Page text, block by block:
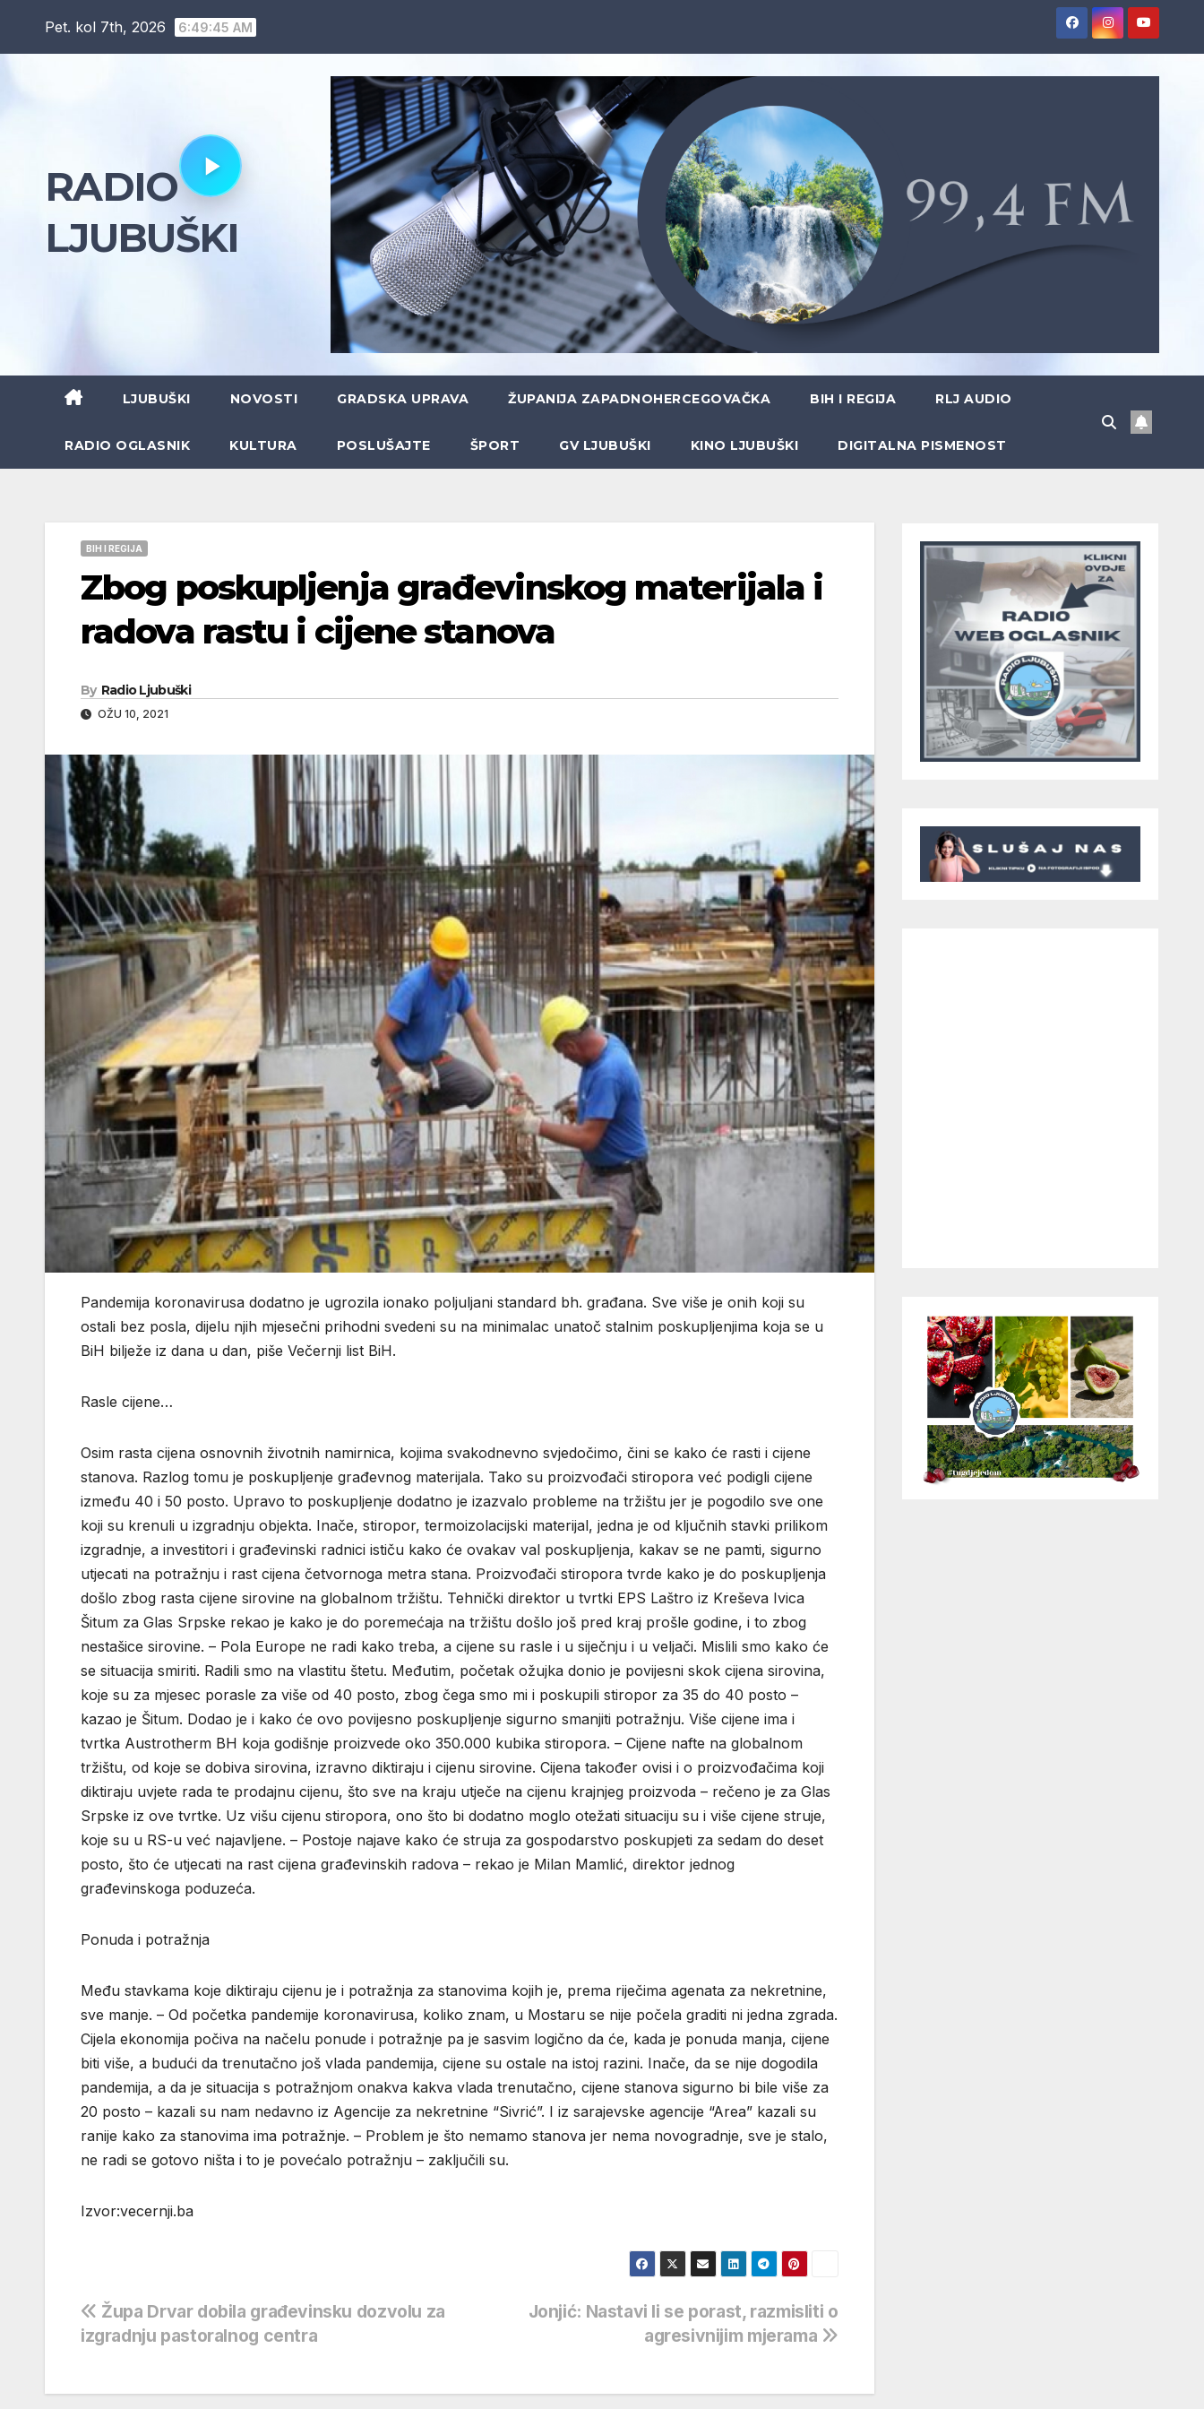
Pet. kol 7th, 2026 6:49:46 AM
RADIO
LJUBUŠKI
LJUBUŠKI NOVOSTI GRADSKA UPRAVA ŽUPANIJA ZAPADNOHERCEGOVAČKA BIH I REGIJA RLJ AUDIO
RADIO OGLASNIK KULTURA POSLUŠAJTE ŠPORT GV LJUBUŠKI KINO LJUBUŠKI DIGITALNA PISMENOST
BIH I REGIJA
Zbog poskupljenja građevinskog materijala i
radova rastu i cijene stanova
By Radio Ljubuški
OŽU 10, 2021
Pandemija koronavirusa dodatno je ugrozila ionako poljuljani standard bh. građana. Sve više je onih koji su
ostali bez posla, dijelu njih mjesečni prihodni svedeni su na minimalac unatoč stalnim poskupljenjima koja se u
BiH bilježe iz dana u dan, piše Večernji list BiH.
Rasle cijene…
Osim rasta cijena osnovnih životnih namirnica, kojima svakodnevno svjedočimo, čini se kako će rasti i cijene
stanova. Razlog tomu je poskupljenje građevnog materijala. Tako su proizvođači stiropora već podigli cijene
između 40 i 50 posto. Upravo to poskupljenje dodatno je izazvalo probleme na tržištu jer je pogodilo sve one
koji su krenuli u izgradnju objekta. Inače, stiropor, termoizolacijski materijal, jedna je od ključnih stavki prilikom
izgradnje, a investitori i građevinski radnici ističu kako će ovakav val poskupljenja, kakav se ne pamti, sigurno
utjecati na potražnju i rast cijena četvornoga metra stana. Proizvođači stiropora tvrde kako je do poskupljenja
došlo zbog rasta cijene sirovine na globalnom tržištu. Tehnički direktor u tvrtki EPS Laštro iz Kreševa Ivica
Šitum za Glas Srpske rekao je kako je do poremećaja na tržištu došlo još pred kraj prošle godine, i to zbog
nestašice sirovine. – Pola Europe ne radi kako treba, a cijene su rasle i u siječnju i u veljači. Mislili smo kako će
se situacija smiriti. Radili smo na vlastitu štetu. Međutim, početak ožujka donio je povijesni skok cijena sirovina,
koje su za mjesec porasle za više od 40 posto, zbog čega smo mi i poskupili stiropor za 35 do 40 posto –
kazao je Šitum. Dodao je i kako će ovo povijesno poskupljenje sigurno smanjiti potražnju. Više cijene ima i
tvrtka Austrotherm BH koja godišnje proizvede oko 350.000 kubika stiropora. – Cijene nafte na globalnom
tržištu, od koje se dobiva sirovina, izravno diktiraju i cijenu sirovine. Cijena također ovisi i o proizvođačima koji
diktiraju uvjete rada te prodajnu cijenu, što sve na kraju utječe na cijenu krajnjeg proizvoda – rečeno je za Glas
Srpske iz ove tvrtke. Uz višu cijenu stiropora, ono što bi dodatno moglo otežati situaciju su i više cijene struje,
koje su u RS-u već najavljene. – Postoje najave kako će struja za gospodarstvo poskupjeti za sedam do deset
posto, što će utjecati na rast cijena građevinskih radova – rekao je Milan Mamlić, direktor jednog
građevinskoga poduzeća.
Ponuda i potražnja
Među stavkama koje diktiraju cijenu je i potražnja za stanovima kojih je, prema riječima agenata za nekretnine,
sve manje. – Od početka pandemije koronavirusa, koliko znam, u Mostaru se nije počela graditi ni jedna zgrada.
Cijela ekonomija počiva na načelu ponude i potražnje pa je sasvim logično da će, kada je ponuda manja, cijene
biti više, a budući da trenutačno još vlada pandemija, cijene su ostale na istoj razini. Inače, da se nije dogodila
pandemija, a da je situacija s potražnjom onakva kakva vlada trenutačno, cijene stanova sigurno bi bile više za
20 posto – kazali su nam nedavno iz Agencije za nekretnine “Sivrić”. I iz sarajevske agencije “Area” kazali su
ranije kako za stanovima ima potražnje. – Problem je što nemamo stanova jer nema novogradnje, sve je stalo,
ne radi se gotovo ništa i to je povećalo potražnju – zaključili su.
Izvor:vecernji.ba
Navigacija
objava
Jonjić: Nastavi li se porast, razmisliti o
agresivnijim mjerama
Župa Drvar dobila građevinsku dozvolu za
izgradnju pastoralnog centra